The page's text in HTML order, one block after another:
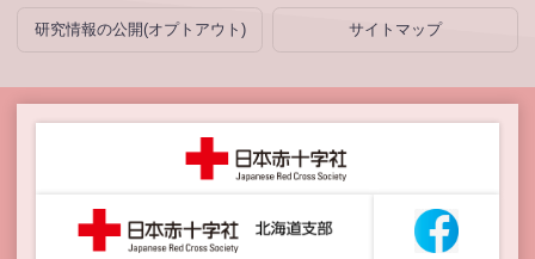
研究情報の公開(オプトアウト) サイトマップ